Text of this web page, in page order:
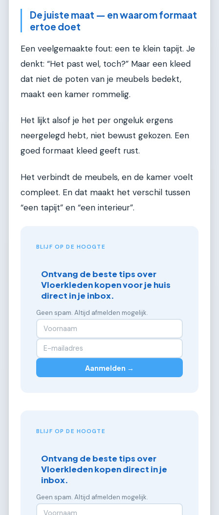
De juiste maat — en waarom formaat
ertoe doet
Een veelgemaakte fout: een te klein tapijt. Je
denkt: “Het past wel, toch?” Maar een kleed
dat niet de poten van je meubels bedekt,
maakt een kamer rommelig.
Het lijkt alsof je het per ongeluk ergens
neergelegd hebt, niet bewust gekozen. Een
goed formaat kleed geeft rust.
Het verbindt de meubels, en de kamer voelt
compleet. En dat maakt het verschil tussen
“een tapijt” en “een interieur”.
BLIJF OP DE HOOGTE
Ontvang de beste tips over
Vloerkleden kopen voor je huis
direct in je inbox.
Geen spam. Altijd afmelden mogelijk.
Aanmelden →
BLIJF OP DE HOOGTE
Ontvang de beste tips over
Vloerkleden kopen direct in je
inbox.
Geen spam. Altijd afmelden mogelijk.